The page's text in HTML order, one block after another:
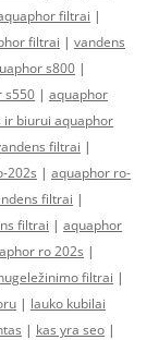
filtrai |
filtrai | vandens
s800 |
s550 | aquaphor
ir biurui aquaphor
filtrai |
202s | aquaphor ro-
filtrai |
filtrai | aquaphor
ro 202s |
filtrai |
| lauko kubilai
| kas yra seo |